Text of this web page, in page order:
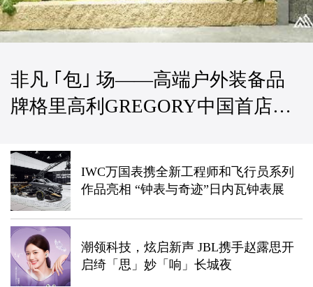
非凡 ｢包｣ 场——高端户外装备品
牌格里高利GREGORY中国首店盛
IWC万国表携全新工程师和飞行员系列
作品亮相 “钟表与奇迹”日内瓦钟表展
潮领科技，炫启新声 JBL携手赵露思开
启绮「思」妙「响」长城夜